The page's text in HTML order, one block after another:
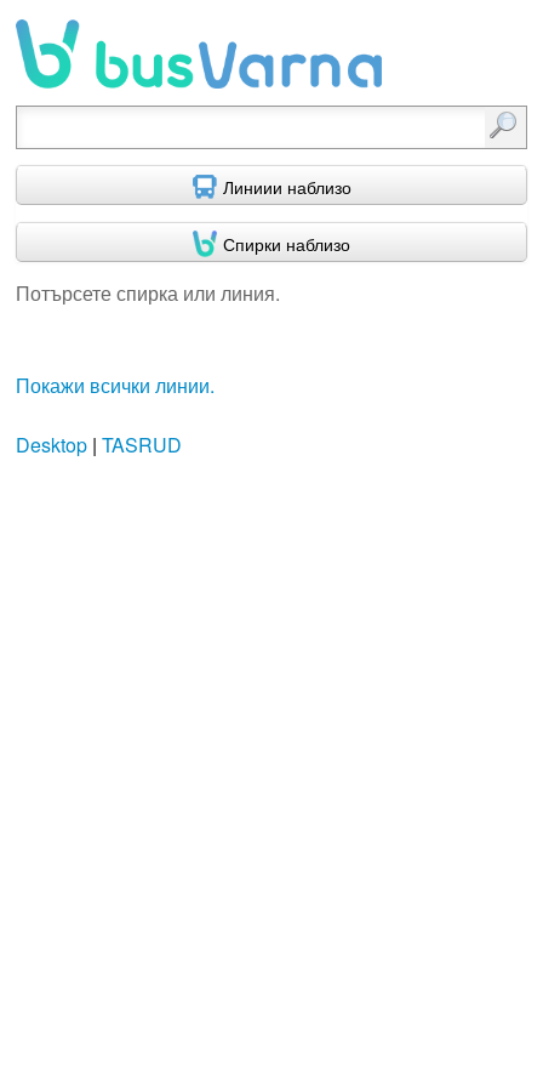
Линиии наблизо
Спирки наблизо
Потърсете спирка или линия.
Покажи всички линии.
Desktop| TASRUD